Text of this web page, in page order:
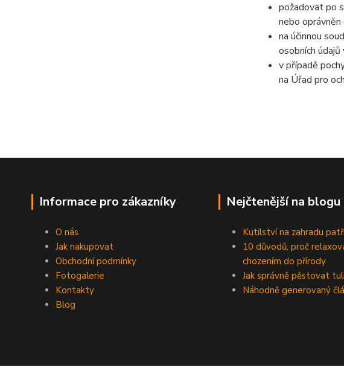
požadovat po
nebo
na účinnou
osobních
v případě
na Úřad pro
Informace pro zákazníky
O nás
Jak nakupovat
Obchodní podmínky
Fotogalerie
Kontakty
Blog
Nejčtenější na blogu
Kutilství na zahradu
10 důvodů, proč
chozením do přírody
Jak správně pěstovat
Náhodně generovaný